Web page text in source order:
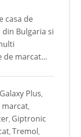
casa de
Bulgaria si
de marcat
Plus,
marcat,
, Giptronic
,Tremol,